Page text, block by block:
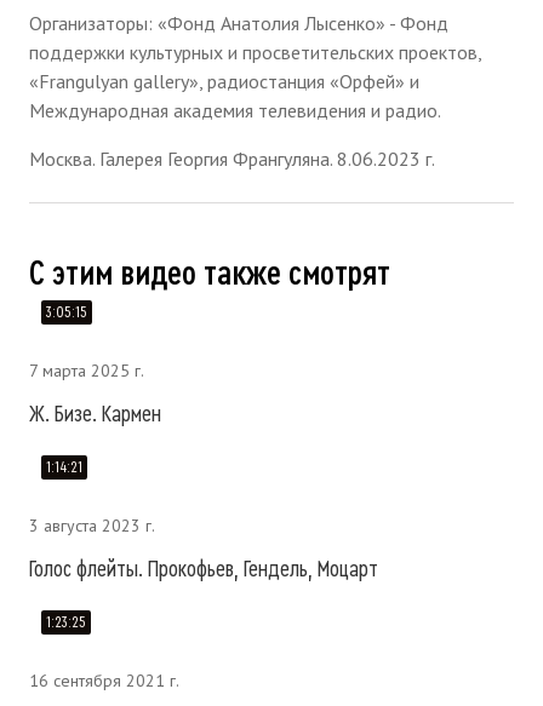
Организаторы: «Фонд Анатолия Лысенко» - Фонд
поддержки культурных и просветительских проектов,
«Frangulyan gallery», радиостанция «Орфей» и
Международная академия телевидения и радио.
Москва. Галерея Георгия Франгуляна. 8.06.2023 г.
С этим видео также смотрят
3:05:15
7 марта 2025 г.
Ж. Бизе. Кармен
1:14:21
3 августа 2023 г.
Голос флейты. Прокофьев, Гендель, Моцарт
1:23:25
16 сентября 2021 г.